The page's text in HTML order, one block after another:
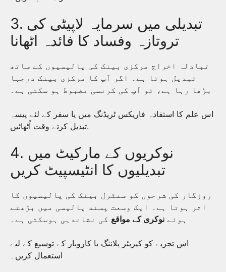
3. تبدیلی میں سرمایہ لاپیٹی کی
تروتازہ وفساد کا فائدہ اٹھانا
تبادلہ اخراج مرکزی بینک کی پالیسیوں کے ساتھ
تبدیل ہوتا ہے۔ اگر آپ کا مرکزی بینک درجہا
بڑھا رہا ہے، تو آپ کی کرنسی مضبوط ہو سکتی ہے۔
اس علم کا استفادہ فاریکس ٹریڈنگ میں یا سفر کے لئے پیسہ
تبدیل کرتے وقت اُٹھائیں.
4. نوکریوں کے مارکیٹ میں
تبدیلیوں کا انٹیسپیٹ کریں
روزگار کی شرحوں کو سنٹرل بینک کی پالیسیوں کا
اثر ہوتا ہے۔ ایک وسعت پسند پالیسی میں بڑھتے
ہوئے نوکری کے مواقع کی نشاندہی ہوسکتی ہے۔
اس تجربے کو کیریئر پلاننگ یا کاروبار کے توسیع کے لیے
استعمال کریں۔